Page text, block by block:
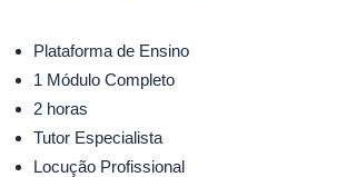
Plataforma de Ensino
1 Módulo Completo
2 horas
Tutor Especialista
Locução Profissional